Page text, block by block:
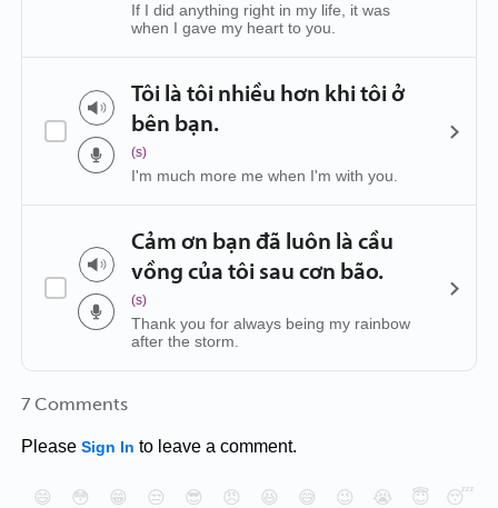
If I did anything right in my life, it was
when I gave my heart to you.
Tôi là tôi nhiều hơn khi tôi ở
bên bạn.
(s)
I'm much more me when I'm with you.
Cảm ơn bạn đã luôn là cầu
vồng của tôi sau cơn bão.
(s)
Thank you for always being my rainbow
after the storm.
7 Comments
Please Sign In to leave a comment.
😄 😳 😁 😒 😎 😠 😆 😅 😉 😭 😇 😴